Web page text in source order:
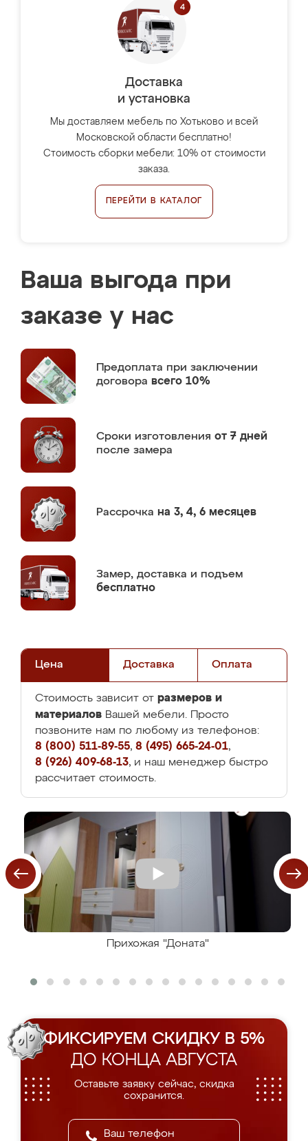
Доставка
и установка
Мы доставляем мебель по Хотьково и всей
Московской области бесплатно!
Стоимость сборки мебели: 10% от стоимости
заказа.
ПЕРЕЙТИ В КАТАЛОГ
Ваша выгода при
заказе у нас
Предоплата при заключении
договора всего 10%
Сроки изготовления от 7 дней
после замера
Рассрочка на 3, 4, 6 месяцев
Замер, доставка и подъем
бесплатно
Цена Доставка Оплата
Стоимость зависит от размеров и
материалов Вашей мебели. Просто
позвоните нам по любому из телефонов:
8 (800) 511-89-55, 8 (495) 665-24-01,
8 (926) 409-68-13, и наш менеджер быстро
рассчитает стоимость.
Прихожая "Доната"
ФИКСИРУЕМ СКИДКУ В 5%
ДО КОНЦА АВГУСТА
Оставьте заявку сейчас, скидка
сохранится.